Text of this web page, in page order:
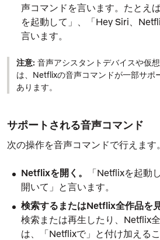
声コマンドを言います。たとえ
を起動して」、「Hey Siri、
言います。
注意: 音声アシスタントデバイスや仮
は、Netflixの音声コマンドが一部サポ
あります。
サポートされる音声コマンド
次の操作を音声コマンドで行えます。
Netflixを開く。
「Netflixを起動
開いて」と言います。
検索するまたはNetflix全作品を
検索または再生したり、Netflix
は、「Netflixで」と付け加える